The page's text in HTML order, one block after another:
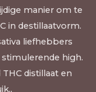
manier om te
in destillaatvorm.
liefhebbers
stimulerende high.
distillaat en
.